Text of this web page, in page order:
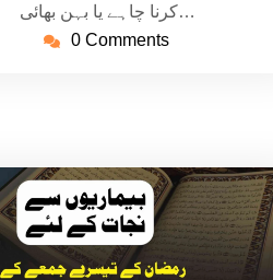
کرنا چاہے یا بہن بھائی…
0 Comments